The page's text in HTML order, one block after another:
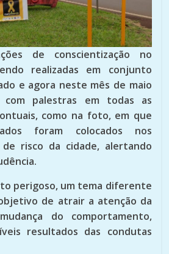
de conscientização no
realizadas em conjunto
e agora neste mês de maio
com palestras em todas as
como na foto, em que
foram colocados nos
risco da cidade, alertando
perigoso, um tema diferente
de atrair a atenção da
do comportamento,
resultados das condutas